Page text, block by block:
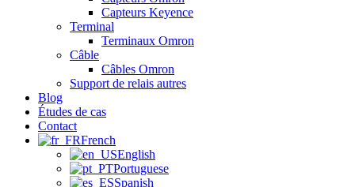
Capteurs Keyence
Terminal
Terminaux Omron
Câble
Câbles Omron
Support de relais autres
Blog
Études de cas
Contact
French
English
Portuguese
Spanish